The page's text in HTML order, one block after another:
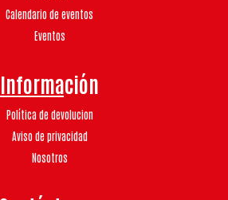
Calendario de eventos
Eventos
Información
Política de devolucion
Aviso de privacidad
Nosotros